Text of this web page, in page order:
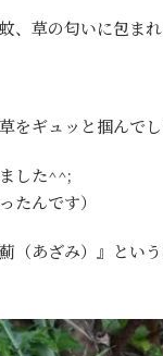
、草の匂いに包まれ
をギュッと掴んでし
した^^;
たんです）
（あざみ）』という